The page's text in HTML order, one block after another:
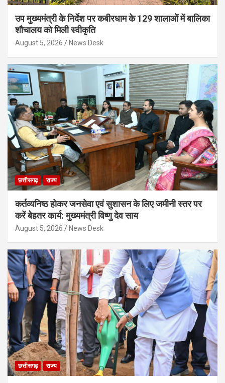
उप मुख्यमंत्री के निर्देश पर कबीरधाम के 129 शालाओं में बालिका
शौचालय को मिली स्वीकृति
August 5, 2026 News Desk
छत्तीसगढ़ राज्य
कर्तव्यनिष्ठ होकर जनसेवा एवं सुशासन के लिए जमीनी स्तर पर
करें बेहतर कार्य: मुख्यमंत्री विष्णु देव साय
August 5, 2026 News Desk
छत्तीसगढ़ राज्य